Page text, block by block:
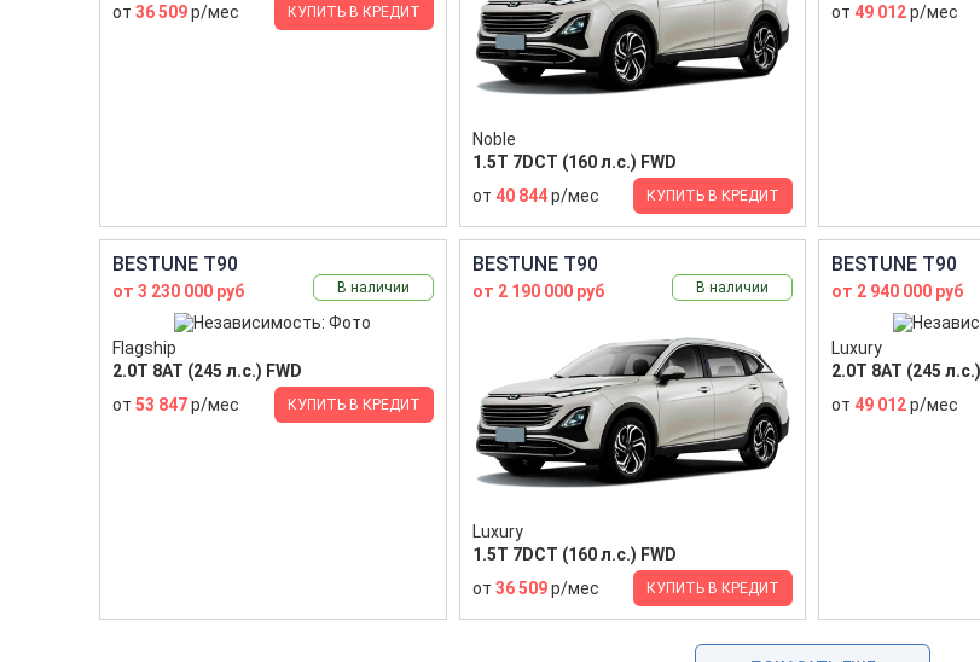
от 36 509р/мес КУПИТЬ В КРЕДИТ
Noble
1.5T 7DCT (160 л.с.) FWD
от 40 844р/мес КУПИТЬ В КРЕДИТ
от 49 012р/мес
BESTUNE T90
от 3 230 000 руб В наличии
Flagship
2.0T 8AT (245 л.с.) FWD
от 53 847р/мес КУПИТЬ В КРЕДИТ
BESTUNE T90
от 2 190 000 руб В наличии
Luxury
1.5T 7DCT (160 л.с.) FWD
от 36 509р/мес КУПИТЬ В КРЕДИТ
BESTUNE T90
от 2 940 000 руб
Luxury
2.0T 8AT (245
от 49 012р/мес